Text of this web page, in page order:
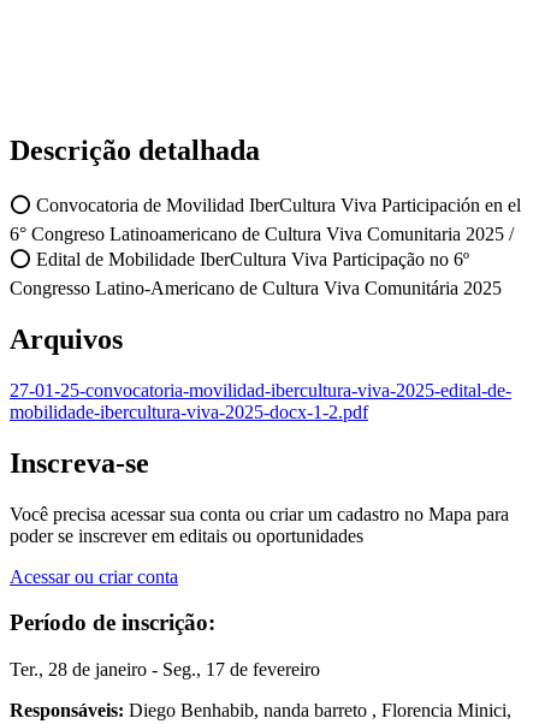
Descrição detalhada
⭕ Convocatoria de Movilidad IberCultura Viva Participación en el
6° Congreso Latinoamericano de Cultura Viva Comunitaria 2025 /
⭕ Edital de Mobilidade IberCultura Viva Participação no 6º
Congresso Latino-Americano de Cultura Viva Comunitária 2025
Arquivos
27-01-25-convocatoria-movilidad-ibercultura-viva-2025-edital-de-
mobilidade-ibercultura-viva-2025-docx-1-2.pdf
Inscreva-se
Você precisa acessar sua conta ou criar um cadastro no Mapa para
poder se inscrever em editais ou oportunidades
Acessar ou criar conta
Período de inscrição:
Ter., 28 de janeiro - Seg., 17 de fevereiro
Responsáveis: Diego Benhabib, nanda barreto , Florencia Minici,